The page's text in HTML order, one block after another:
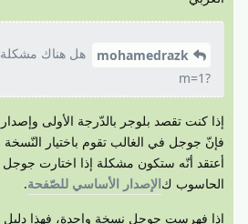
mohamedrazk
هل هناك
?m=1
إذا كنت تقصد بلوجر بالدّرجة الأولى
فإنّ جوجل في الغالب تقوم باختيار النّسخة
أعتقد أنّه ستكون مشكلة إذا اختارت
الحاسوب كالإصدار الأساسي للصّفحة.
إذا فهرست جوجل نسخة واحدة، فهذا